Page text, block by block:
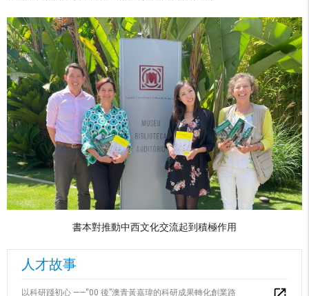
書本對推動中西文化交流起到積極作用
人才故事
以科研踐初心 ——“00 後”澳青黃嘉瑋的科研成果轉化創業路